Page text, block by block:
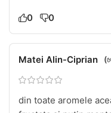
0 0
Matei Alin-Ciprian
din toate aromele